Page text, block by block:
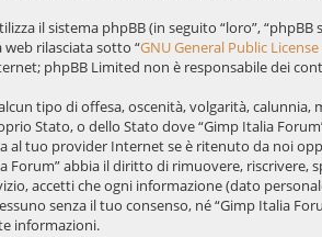
il sistema phpBB (in seguito “loro”,
rilasciata sotto “GNU General Public
phpBB Limited non è responsabile dei
tipo di offesa, oscenità, volgarità,
Stato, o dello Stato dove “Gimp Italia
al tuo provider Internet se è ritenuto da noi
Forum” abbia il diritto di rimuovere,
accetti che ogni informazione (dato
senza il tuo consenso, né “Gimp Italia
informazioni.